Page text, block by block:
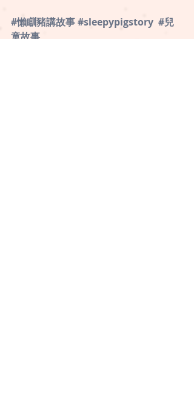
#懶瞓豬講故事#sleepypigstory #兒
童故事